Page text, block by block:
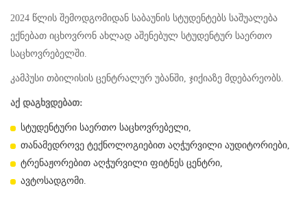
2024 წლის შემოდგომიდან საბაუნის სტუდენტებს საშუალება
ექნებათ იცხოვრონ ახლად აშენებულ სტუდენტურ საერთო
საცხოვრებელში.
კამპუსი თბილისის ცენტრალურ უბანში, ჯიქიაზე მდებარეობს.
აქ დაგხვდებათ:
სტუდენტური საერთო საცხოვრებელი,
თანამედროვე ტექნოლოგიებით აღჭურვილი აუდიტორიები,
ტრენაჟორებით აღჭურვილი ფიტნეს ცენტრი,
ავტოსადგომი.